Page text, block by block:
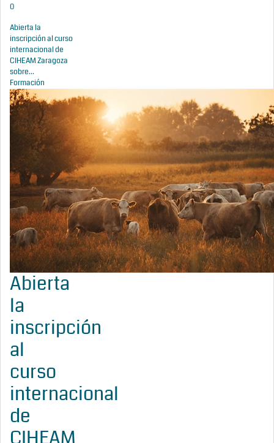
0
Abierta la
inscripción al curso
internacional de
CIHEAM Zaragoza
sobre...
Formación
Abierta
la
inscripción
al
curso
internacional
de